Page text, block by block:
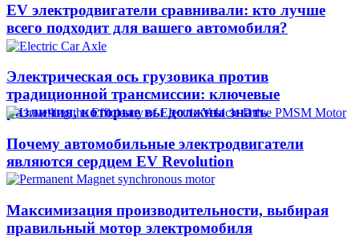
EV электродвигатели сравнивали: кто лучше
всего подходит для вашего автомобиля?
Электрическая ось грузовика против
традиционной трансмиссии: ключевые
различия, которые вы должны знать
Почему автомобильные электродвигатели
являются сердцем EV Revolution
Максимизация производительности, выбирая
правильный мотор электромобиля